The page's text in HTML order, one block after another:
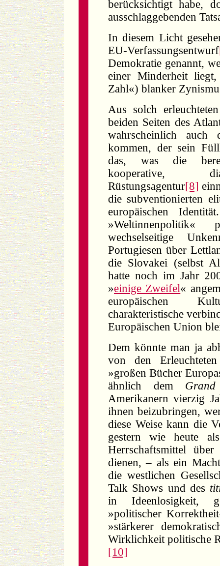
berücksichtigt habe,
ausschlaggebenden
In diesem Licht
EU-Verfassungsentwurf
Demokratie genannt,
einer Minderheit
Zahl«) blanker
Aus solch
beiden Seiten des
wahrscheinlich auch
kommen, der sein
das, was die
kooperative,
Rüstungsagentur[8]
die subventionierten
europäischen
»Weltinnenpolitik«
wechselseitige
Portugiesen über
die Slovakei (selbst
hatte noch im Jahr
»einige Zweifel«
europäischen
charakteristische
Europäischen Union
Dem könnte man ja
von den Erleuchteten
»großen Bücher
ähnlich dem
Amerikanern vierzig
ihnen beizubringen,
diese Weise kann die
gestern wie heute
Herrschaftsmittel
dienen, – als ein
die westlichen
Talk Shows und des
in Ideenlosigkeit,
»politischer
»stärkerer
Wirklichkeit politische
[10]